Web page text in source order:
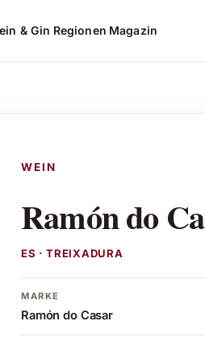
& Gin Regionen Magazin
WEIN
Ramón do
ES · TREIXADURA
MARKE
Ramón do Casar